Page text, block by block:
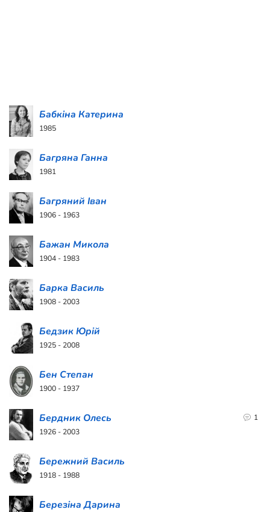
Бабкіна Катерина
1985
Багряна Ганна
1981
Багряний Іван
1906 - 1963
Бажан Микола
1904 - 1983
Барка Василь
1908 - 2003
Бедзик Юрій
1925 - 2008
Бен Степан
1900 - 1937
Бердник Олесь
1
1926 - 2003
Бережний Василь
1918 - 1988
Березіна Дарина